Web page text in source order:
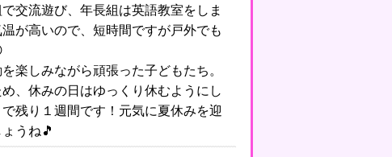
交流遊び、年長組は英語教室をしま
が高いので、短時間ですが戸外でも
楽しみながら頑張った子どもたち。
、休みの日はゆっくり休むようにし
残り１週間です！元気に夏休みを迎
うね🎵